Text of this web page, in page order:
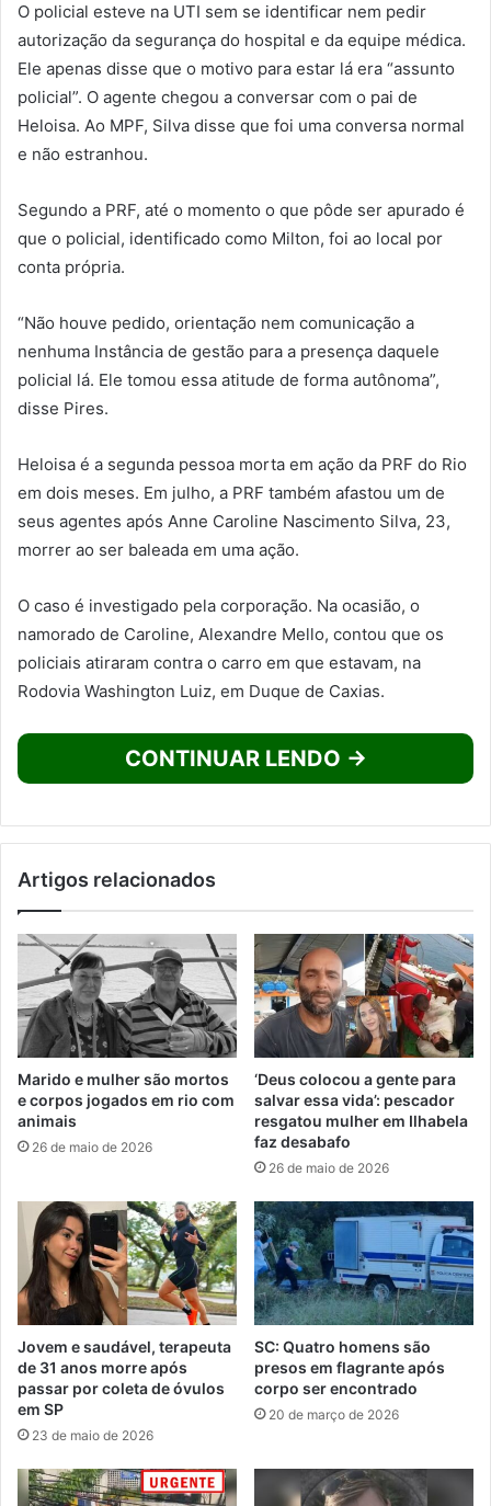
O policial esteve na UTI sem se identificar nem pedir
autorização da segurança do hospital e da equipe médica.
Ele apenas disse que o motivo para estar lá era “assunto
policial”. O agente chegou a conversar com o pai de
Heloisa. Ao MPF, Silva disse que foi uma conversa normal
e não estranhou.
Segundo a PRF, até o momento o que pôde ser apurado é
que o policial, identificado como Milton, foi ao local por
conta própria.
“Não houve pedido, orientação nem comunicação a
nenhuma Instância de gestão para a presença daquele
policial lá. Ele tomou essa atitude de forma autônoma”,
disse Pires.
Heloisa é a segunda pessoa morta em ação da PRF do Rio
em dois meses. Em julho, a PRF também afastou um de
seus agentes após Anne Caroline Nascimento Silva, 23,
morrer ao ser baleada em uma ação.
O caso é investigado pela corporação. Na ocasião, o
namorado de Caroline, Alexandre Mello, contou que os
policiais atiraram contra o carro em que estavam, na
Rodovia Washington Luiz, em Duque de Caxias.
CONTINUAR LENDO →
Artigos relacionados
Marido e mulher são mortos
e corpos jogados em rio com
animais
26 de maio de 2026
‘Deus colocou a gente para
salvar essa vida’: pescador
resgatou mulher em Ilhabela
faz desabafo
26 de maio de 2026
Jovem e saudável, terapeuta
de 31 anos morre após
passar por coleta de óvulos
em SP
23 de maio de 2026
SC: Quatro homens são
presos em flagrante após
corpo ser encontrado
20 de março de 2026